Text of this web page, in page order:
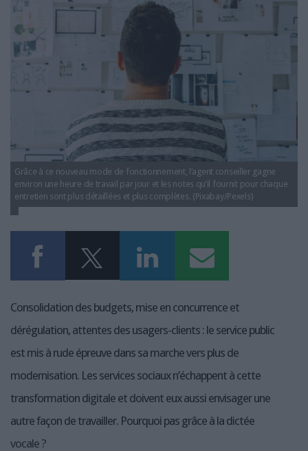
LES GUIDES PRATIQUES
L'ESPACE EMPLOI
L'AGENDA
LES SUPPLÉMENTS
NOS OFFRES D'ABONNEMENTS
Grâce à ce nouveau mode de fonctionnement, l’agent conseiller gagne
environ une heure de travail par jour et les notes qu’il fournit pour chaque
entretien sont plus détaillées et plus complètes. (Pixabay/Pexels)
Consolidation des budgets, mise en concurrence et
dérégulation, attentes des usagers-clients : le service public
est mis à rude épreuve dans sa marche vers plus de
modernisation. Les services sociaux n’échappent à cette
transformation digitale et doivent eux aussi envisager une
autre façon de travailler. Pourquoi pas grâce à la dictée
vocale ?